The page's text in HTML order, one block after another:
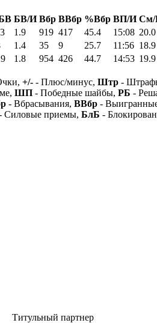
БВ/И Вбр ВВбр %Вбр ВП/И
1.9 919 417 45.4 15:08 20.0
1.4 35 9 25.7 11:56 18.9
1.8 954 426 44.7 14:53 19.9
+/- - Плюс/минус, Штр -
ШП - Победные шайбы, РБ -
- Вбрасывания, ВВбр -
Силовые приемы, БлБ -
Титульный партнер